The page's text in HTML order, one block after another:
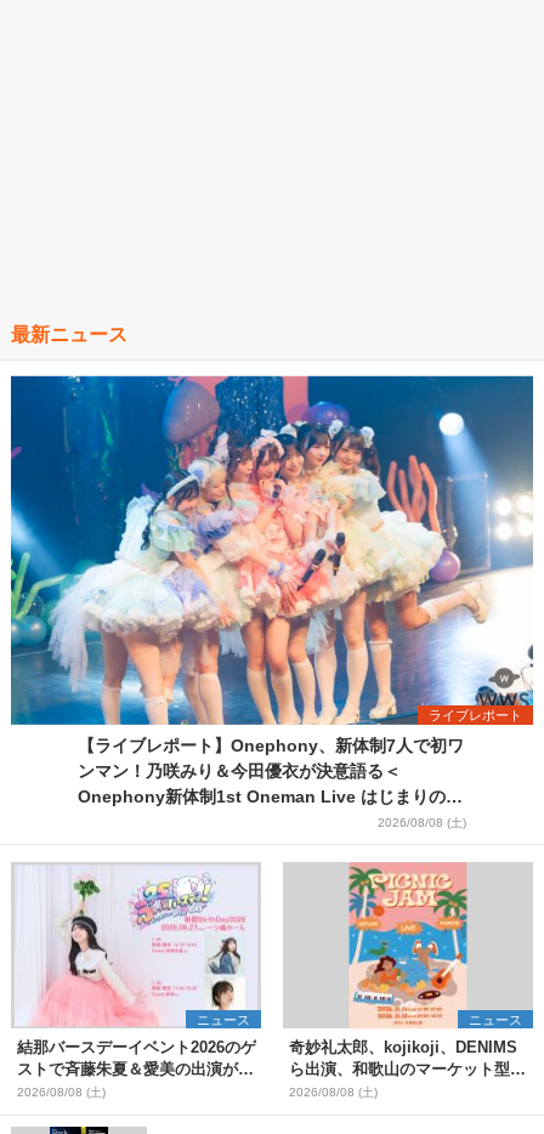
最新ニュース
ライブレポート
【ライブレポート】Onephony、新体制7人で初ワ
ンマン！乃咲みり＆今田優衣が決意語る＜
Onephony新体制1st Oneman Live はじまりの夏
2026/08/08 (土)
ニュース
結那バースデーイベント2026のゲ
ストで斉藤朱夏＆愛美の出演が決
定
2026/08/08 (土)
ニュース
奇妙礼太郎、kojikoji、DENIMS
ら出演、和歌山のマーケット型野
外イベント『PICNIC JAM
2026』早割チケット発売開始
2026/08/08 (土)